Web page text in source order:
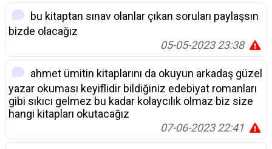
bu kitaptan sınav olanlar çıkan soruları paylaşsın
bizde olacağız
05-05-2023 23:38
ahmet ümitin kitaplarını da okuyun arkadaş güzel
yazar okuması keyiflidir bildiğiniz edebiyat romanları
gibi sıkıcı gelmez bu kadar kolaycılık olmaz biz size
hangi kitapları okutacağız
07-06-2023 22:41